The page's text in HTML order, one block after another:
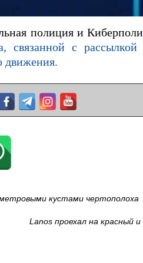
полиция и
связанной с
движения.
кустами чертополоха
Lanos проехал на красный